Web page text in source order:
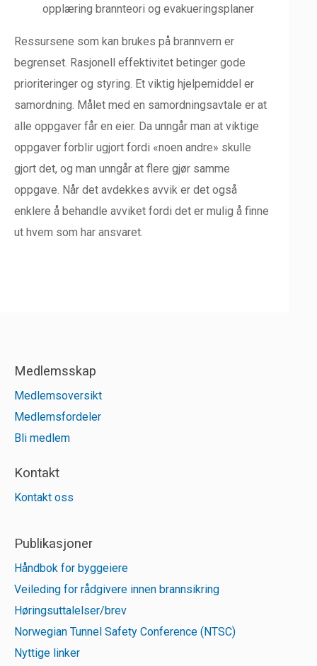
opplæring brannteori og evakueringsplaner
Ressursene som kan brukes på brannvern er
begrenset. Rasjonell effektivitet betinger gode
prioriteringer og styring. Et viktig hjelpemiddel er
samordning. Målet med en samordningsavtale er at
alle oppgaver får en eier. Da unngår man at viktige
oppgaver forblir ugjort fordi «noen andre» skulle
gjort det, og man unngår at flere gjør samme
oppgave. Når det avdekkes avvik er det også
enklere å behandle avviket fordi det er mulig å finne
ut hvem som har ansvaret.
Medlemsskap
Medlemsoversikt
Medlemsfordeler
Bli medlem
Kontakt
Kontakt oss
Publikasjoner
Håndbok for byggeiere
Veileding for rådgivere innen brannsikring
Høringsuttalelser/brev
Norwegian Tunnel Safety Conference (NTSC)
Nyttige linker